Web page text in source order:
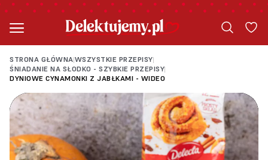
STRONA GŁÓWNA|WSZYSTKIE PRZEPISY|
ŚNIADANIE NA SŁODKO - SZYBKIE PRZEPISY|
DYNIOWE CYNAMONKI Z JABŁKAMI - WIDEO
Loading